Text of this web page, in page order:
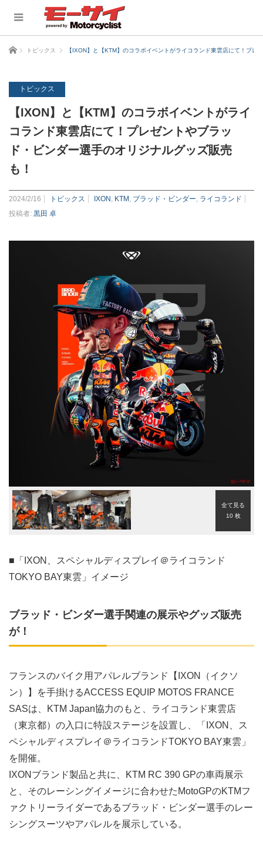
ホーム トピックス 【IXON】と【KTM】のコラボイベントがライコランド東雲店にて！プ
トピックス
【IXON】と【KTM】のコラボイベントがライ
コランド東雲店にて！プレゼントやブラッ
ド・ビンダー選手のオリジナルグッズ販売
も！
2024/2/16 トピックス IXON KTM ブラッド・ビンダー ライコランド
投稿者: 黒田 卓
全て見る
10 枚
■「IXON、スペシャルディスプレイ＠ライコランド
TOKYO BAY東雲」イメージ
ブラッド・ビンダー選手関連の展示やグッズ販売
が！
フランスのバイク用アパレルブランド【IXON（イクソ
ン）】を手掛けるACCESS EQUIP MOTOS FRANCE
SASは、KTM Japan協力のもと、ライコランド東雲店
（東京都）の入口に特設ステージを設置し、「IXON、ス
ペシャルディスプレイ＠ライコランドTOKYO BAY東雲」
を開催。
IXONブランド製品と共に、KTM RC 390 GPの車両展示
と、そのレーシングイメージに合わせたMotoGPのKTMフ
ァクトリーライダーであるブラッド・ビンダー選手のレー
シングスーツやアパレルを展示している。